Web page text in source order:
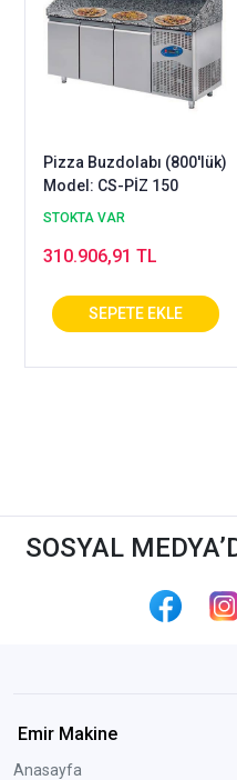
Pizza Buzdolabı (800'lük)
Model: CS-PİZ 150
STOKTA VAR
310.906,91 TL
SOSYAL
Emir Makine
Anasayfa